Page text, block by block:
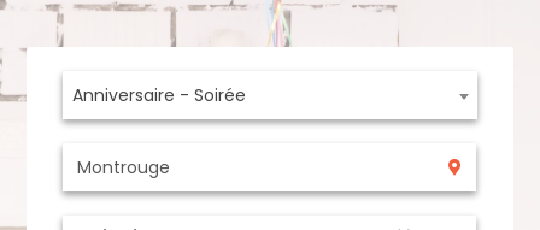
Anniversaire - Soirée